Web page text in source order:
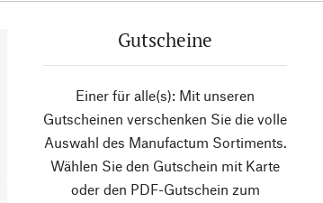
Gutscheine
Einer für alle(s): Mit unseren
Gutscheinen verschenken Sie die volle
Auswahl des Manufactum Sortiments.
Wählen Sie den Gutschein mit Karte
oder den PDF-Gutschein zum